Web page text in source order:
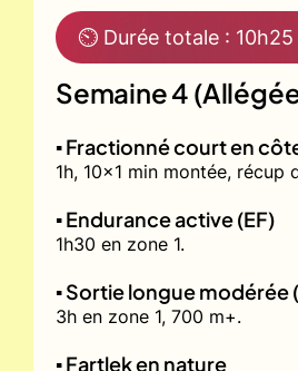
⏲ Durée totale : 10h25
Semaine 4
▪️ Fractionné court en
1h, 10x1 min montée, récup
▪️ Endurance active (EF)
1h30 en zone 1.
▪️ Sortie longue modérée
3h en zone 1, 700 m+.
▪️ Fartlek en nature